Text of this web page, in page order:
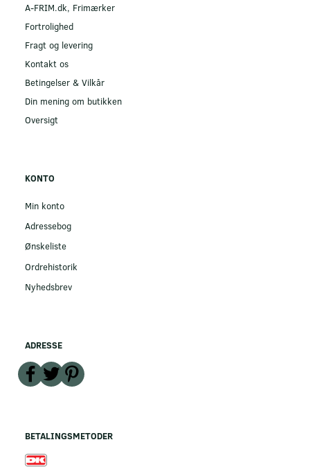
A-FRIM.dk, Frimærker
Fortrolighed
Fragt og levering
Kontakt os
Betingelser & Vilkår
Din mening om butikken
Oversigt
KONTO
Min konto
Adressebog
Ønskeliste
Ordrehistorik
Nyhedsbrev
ADRESSE
BETALINGSMETODER